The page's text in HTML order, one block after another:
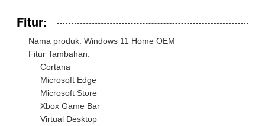
Fitur:
Nama produk: Windows 11 Home OEM
Fitur Tambahan:
Cortana
Microsoft Edge
Microsoft Store
Xbox Game Bar
Virtual Desktop